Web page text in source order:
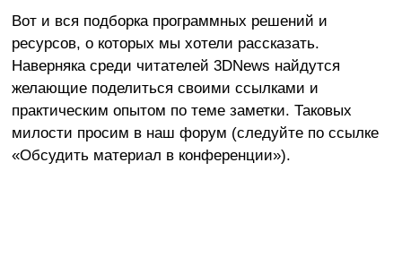
Вот и вся подборка программных решений и
ресурсов, о которых мы хотели рассказать.
Наверняка среди читателей 3DNews найдутся
желающие поделиться своими ссылками и
практическим опытом по теме заметки. Таковых
милости просим в наш форум (следуйте по ссылке
«Обсудить материал в конференции»).